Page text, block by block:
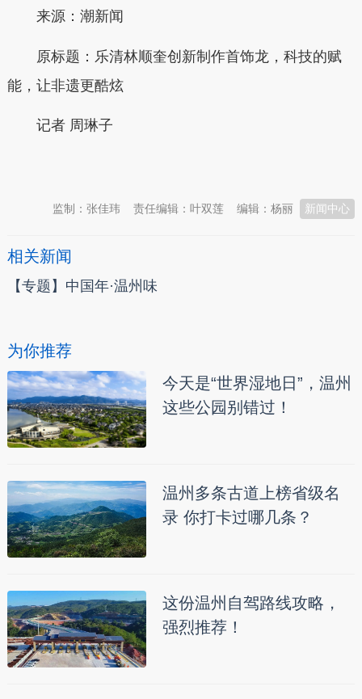
来源：潮新闻
原标题：乐清林顺奎创新制作首饰龙，科技的赋
能，让非遗更酷炫
记者 周琳子
新闻中心
编辑：杨丽
责任编辑：叶双莲
监制：张佳玮
相关新闻
【专题】中国年·温州味
为你推荐
今天是“世界湿地日”，温州
这些公园别错过！
温州多条古道上榜省级名
录 你打卡过哪几条？
这份温州自驾路线攻略，
强烈推荐！